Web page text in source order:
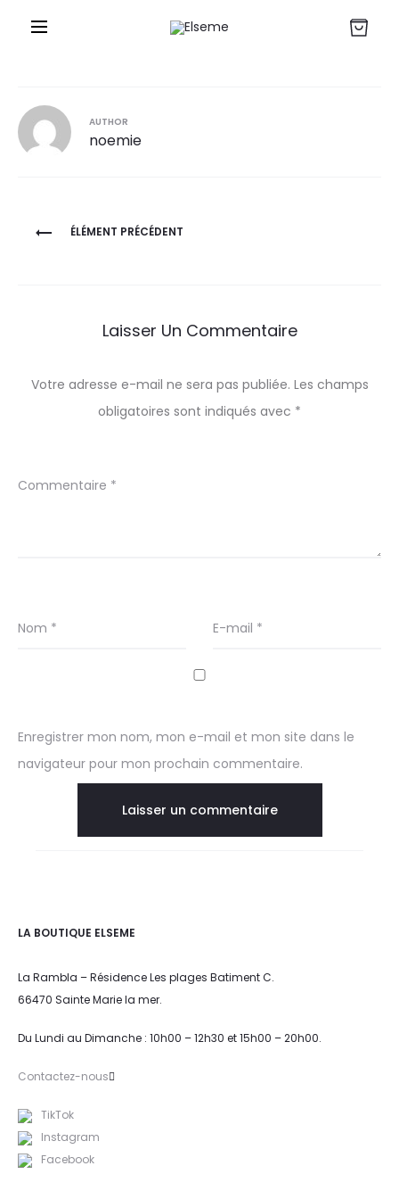
AUTHOR
noemie
Navigation
de
ÉLÉMENT PRÉCÉDENT
Laisser Un Commentaire
Votre adresse e-mail ne sera pas publiée. Les champs
obligatoires sont indiqués avec *
Commentaire *
Nom * E-mail *
Enregistrer mon nom, mon e-mail et mon site dans le
navigateur pour mon prochain commentaire.
LA BOUTIQUE ELSEME
La Rambla – Résidence Les plages Batiment C.
66470 Sainte Marie la mer.
Du Lundi au Dimanche : 10h00 – 12h30 et 15h00 – 20h00.
Contactez-nous
TikTok
Instagram
Facebook